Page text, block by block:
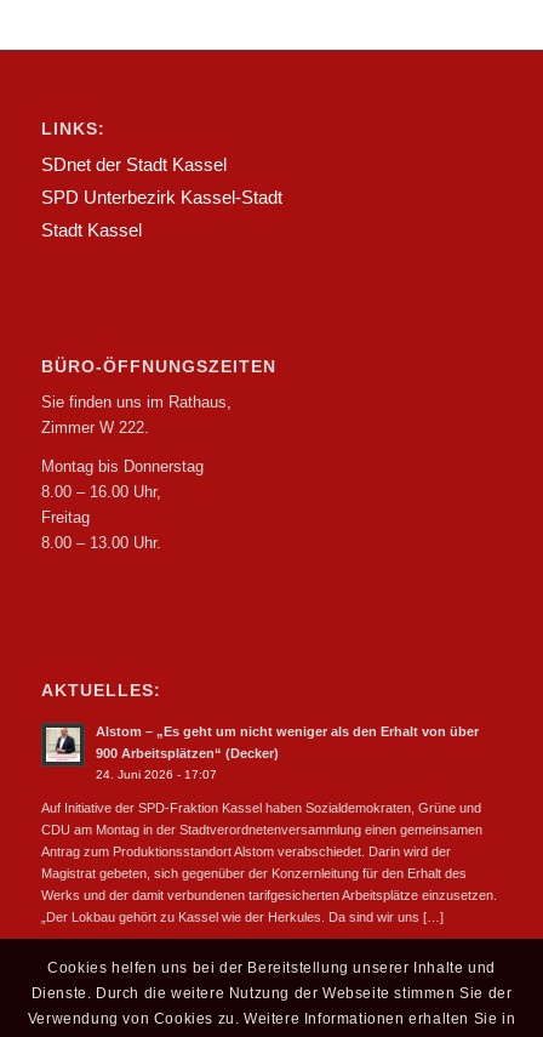
LINKS:
SDnet der Stadt Kassel
SPD Unterbezirk Kassel-Stadt
Stadt Kassel
BÜRO-ÖFFNUNGSZEITEN
Sie finden uns im Rathaus,
Zimmer W 222.
Montag bis Donnerstag
8.00 – 16.00 Uhr,
Freitag
8.00 – 13.00 Uhr.
AKTUELLES:
Alstom – „Es geht um nicht weniger als den Erhalt von über
900 Arbeitsplätzen“ (Decker)
24. Juni 2026 - 17:07
Auf Initiative der SPD-Fraktion Kassel haben Sozialdemokraten, Grüne und
CDU am Montag in der Stadtverordnetenversammlung einen gemeinsamen
Antrag zum Produktionsstandort Alstom verabschiedet. Darin wird der
Magistrat gebeten, sich gegenüber der Konzernleitung für den Erhalt des
Werks und der damit verbundenen tarifgesicherten Arbeitsplätze einzusetzen.
„Der Lokbau gehört zu Kassel wie der Herkules. Da sind wir uns […]
Cookies helfen uns bei der Bereitstellung unserer Inhalte und
Dienste. Durch die weitere Nutzung der Webseite stimmen Sie der
Verwendung von Cookies zu. Weitere Informationen erhalten Sie in